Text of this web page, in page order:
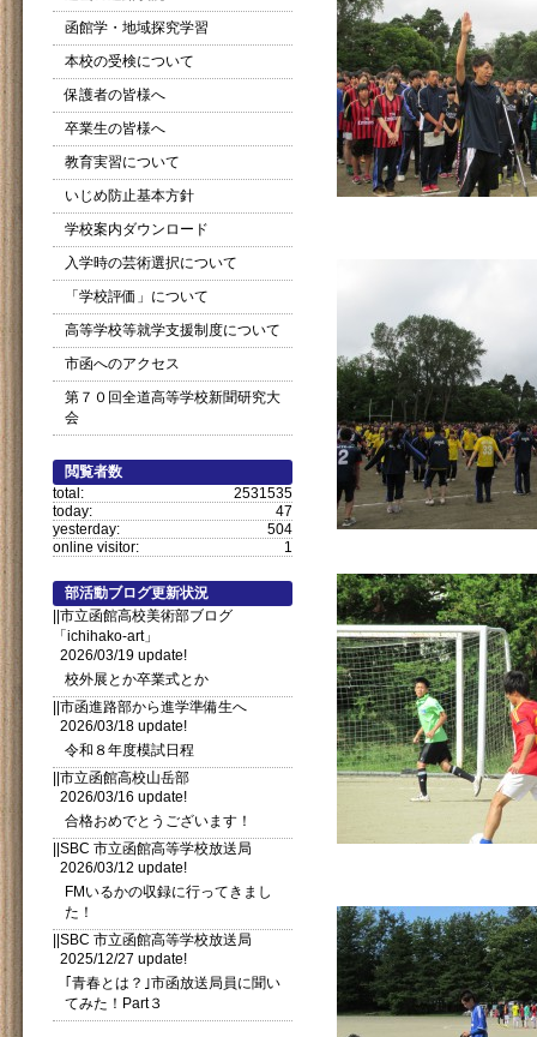
函館学・地域探究学習
本校の受検について
保護者の皆様へ
卒業生の皆様へ
教育実習について
いじめ防止基本方針
学校案内ダウンロード
入学時の芸術選択について
「学校評価」について
高等学校等就学支援制度について
市函へのアクセス
第７０回全道高等学校新聞研究大
会
閲覧者数
2531535
total:
47
today:
504
yesterday:
1
online visitor:
部活動ブログ更新状況
||市立函館高校美術部ブログ
「ichihako-art」
2026/03/19 update!
校外展とか卒業式とか
||市函進路部から進学準備生へ
2026/03/18 update!
令和８年度模試日程
||市立函館高校山岳部
2026/03/16 update!
合格おめでとうございます！
||SBC 市立函館高等学校放送局
2026/03/12 update!
FMいるかの収録に行ってきまし
た！
||SBC 市立函館高等学校放送局
2025/12/27 update!
｢青春とは？｣市函放送局員に聞い
てみた！Part３